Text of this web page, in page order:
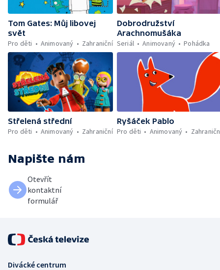
Tom Gates: Můj libovej
svět
Pro děti
Animovaný Zahraniční
Dobrodružství
Arachnomušáka
Seriál
Animovaný Pohádka
Střelená střední
Pro děti
Animovaný Zahraniční
Ryšáček Pablo
Pro děti
Animovaný
Napište nám
Otevřít
kontaktní
formulář
Divácké centrum